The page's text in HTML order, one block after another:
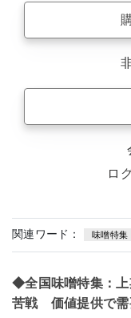
ロ
関連ワード： 味噌特集
◆全国味噌特集：上
苦戦 価値提供で需